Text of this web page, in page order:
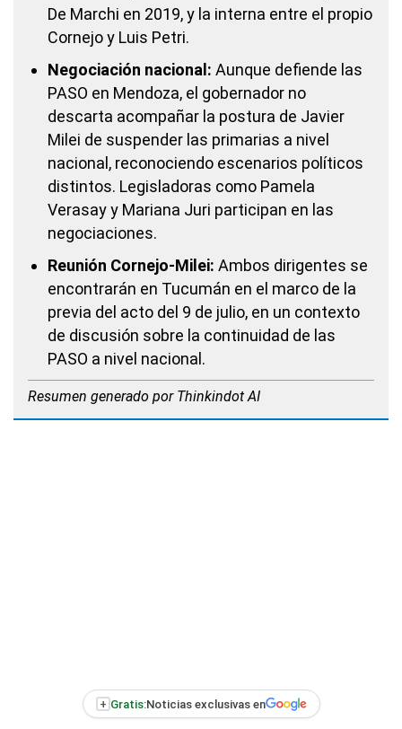
De Marchi en 2019, y la interna entre el propio
Cornejo y Luis Petri.
Negociación nacional: Aunque defiende las
PASO en Mendoza, el gobernador no
descarta acompañar la postura de Javier
Milei de suspender las primarias a nivel
nacional, reconociendo escenarios políticos
distintos. Legisladoras como Pamela
Verasay y Mariana Juri participan en las
negociaciones.
Reunión Cornejo-Milei: Ambos dirigentes se
encontrarán en Tucumán en el marco de la
previa del acto del 9 de julio, en un contexto
de discusión sobre la continuidad de las
PASO a nivel nacional.
Resumen generado por Thinkindot AI
+ Gratis:Noticias exclusivas en